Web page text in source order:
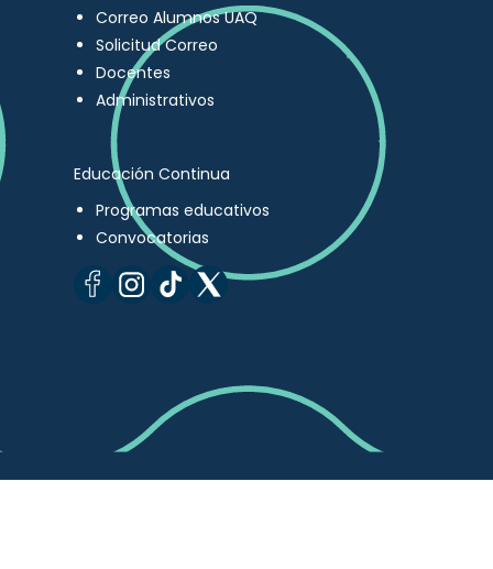
Correo Alumnos UAQ
Solicitud Correo
Docentes
Administrativos
Educación Continua
Programas educativos
Convocatorias